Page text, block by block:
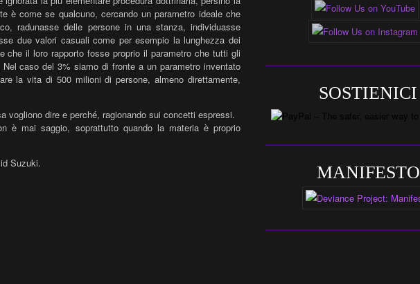
è come se qualcuno, cercando un parametro ideale che
radunasse delle persone in una stanza, individuasse
due valori casuali come per esempio la lunghezza dei
che il loro rapporto fosse proprio il parametro che tutti gli
caso del 3% siamo di fronte a un parametro inventato
la vita di 500 milioni di persone, almeno direttamente,
vogliono dire e perché, ragionando sui concetti espressi.
è mai saggio, soprattutto quando la materia è proprio
Suzuki.
SOSTIENICI
MANIFESTO